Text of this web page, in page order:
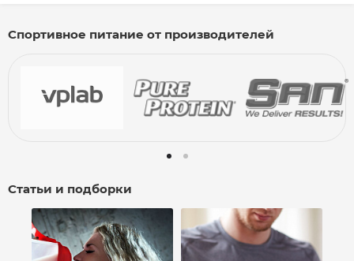
Спортивное питание от производителей
Статьи и подборки